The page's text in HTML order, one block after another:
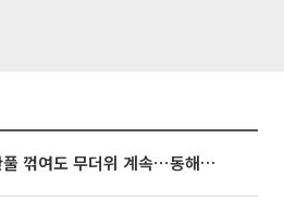
[내일 날씨] 폭염 한풀 꺾여도 무더위 계속⋯동해안 이틀 연속 비